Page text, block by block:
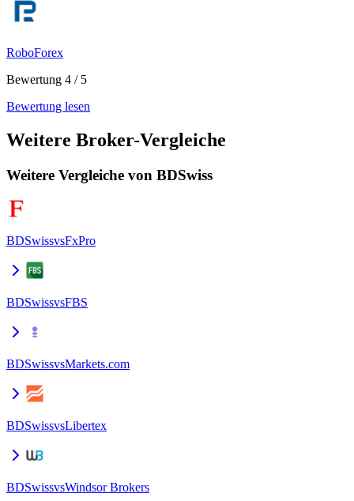
RoboForex
Bewertung 4 / 5
Bewertung lesen
Weitere Broker-Vergleiche
Weitere Vergleiche von BDSwiss
BDSwissvsFxPro
BDSwissvsFBS
BDSwissvsMarkets.com
BDSwissvsLibertex
BDSwissvsWindsor Brokers